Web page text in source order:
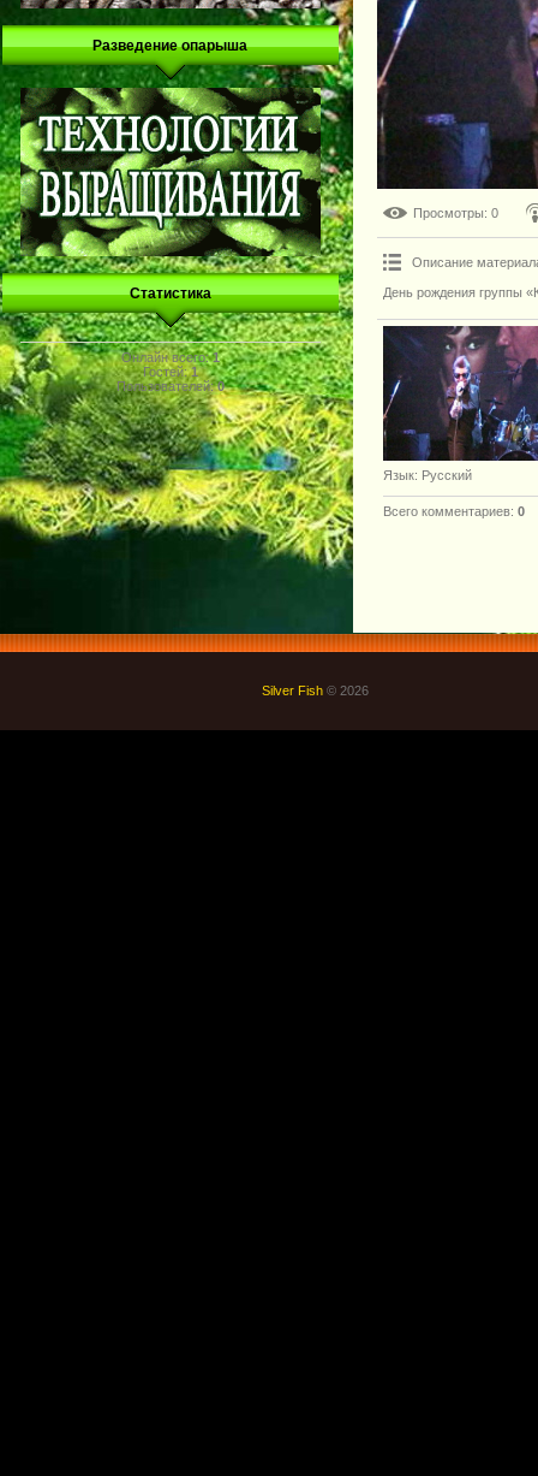
Разведение опарыша
Статистика
Онлайн всего:1
Гостей:1
Пользователей:0
Просмотры: 0
Описание
День рождения группы
Язык: Русский
Всего комментариев: 0
Silver Fish © 2026